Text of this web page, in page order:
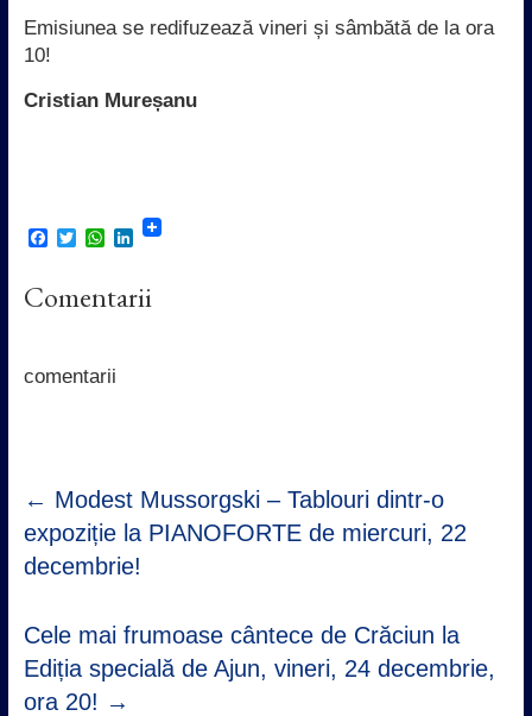
Emisiunea se redifuzează vineri și sâmbătă de la ora
10!
Cristian Mureșanu
F
e
b
k
T
t
t
W
t
s
p
L
k
e
Comentarii
comentarii
← Modest Mussorgski – Tablouri dintr-o
expoziție la PIANOFORTE de miercuri, 22
decembrie!
Cele mai frumoase cântece de Crăciun la
Ediția specială de Ajun, vineri, 24 decembrie,
ora 20! →